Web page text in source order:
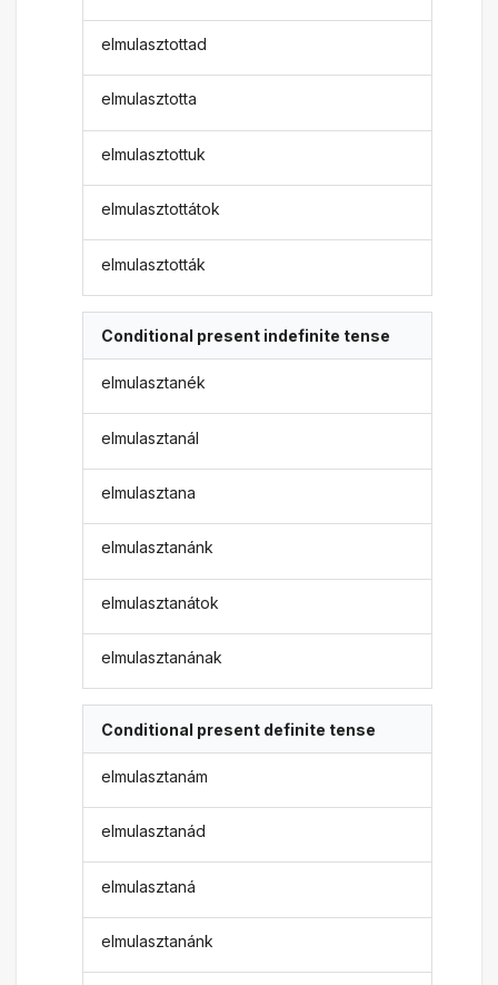
elmulasztottad
elmulasztotta
elmulasztottuk
elmulasztottátok
elmulasztották
Conditional present indefinite tense
elmulasztanék
elmulasztanál
elmulasztana
elmulasztanánk
elmulasztanátok
elmulasztanának
Conditional present definite tense
elmulasztanám
elmulasztanád
elmulasztaná
elmulasztanánk